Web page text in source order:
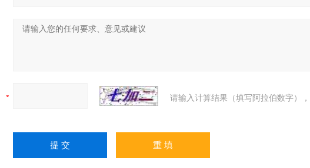
请输入计算结果（填写阿拉伯数字）